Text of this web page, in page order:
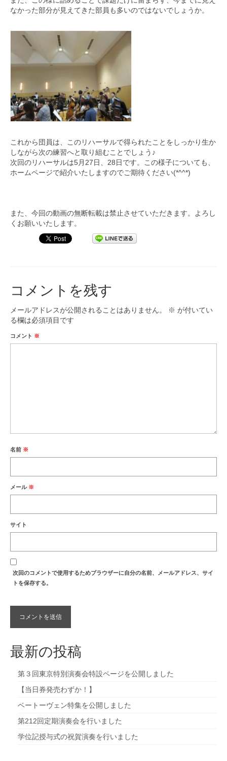
なかった部分が見えてきた部員も多いのではないでし ょうか。
これから団員は、 このリハーサルで得られたことをしっかり生か
しながら次の練習へと取り組むことでしょう♪
次回のリハーサルは5月27日、28日です。 この様子についても、
ホームページで紹介いたしますのでご期待ください(*^^*)
また、今回の動画の無断転載は禁止させていただきます。よろし
くお願いいたします。
コメントを残す
メールアドレスが公開されることはありません。 ※ が付いてい
る欄は必須項目です
コメント ※
名前 ※
メール ※
サイト
次回のコメントで使用するためブラウザーに自分の名前、メールアドレス、サイ
トを保存する。
最新の投稿
第３回東京特別演奏会特設ページを公開しました
【当日券発売わずか！】
ベートーヴェン特集を公開しました
第212回定期演奏会を行いました
学位記授与式の祝賀演奏を行いました